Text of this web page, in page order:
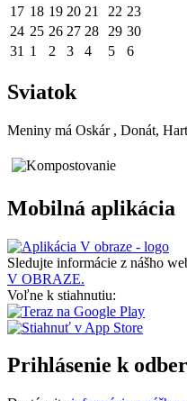
17 18 19 20 21 22 23
24 25 26 27 28 29 30
31 1 2 3 4 5 6
Sviatok
Meniny má Oskár , Donát,
Mobilná aplikácia
Sledujte informácie z nášho
V OBRAZE.
Voľne k stiahnutiu:
Prihlásenie k